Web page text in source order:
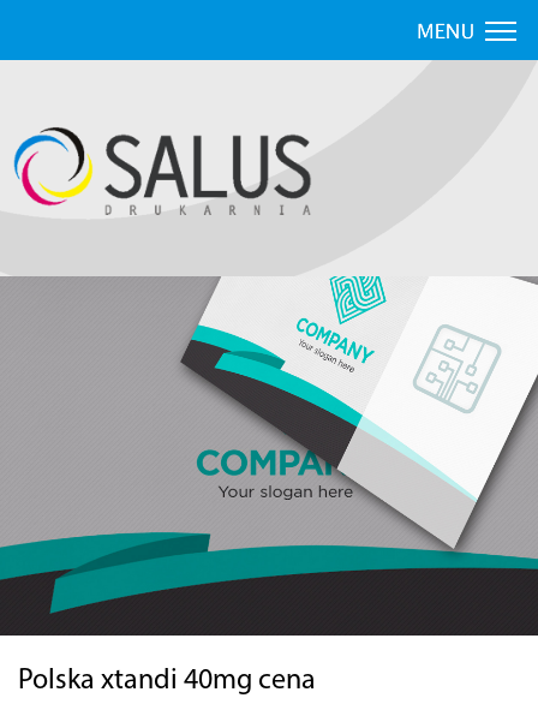
Polska xtandi 40mg cena